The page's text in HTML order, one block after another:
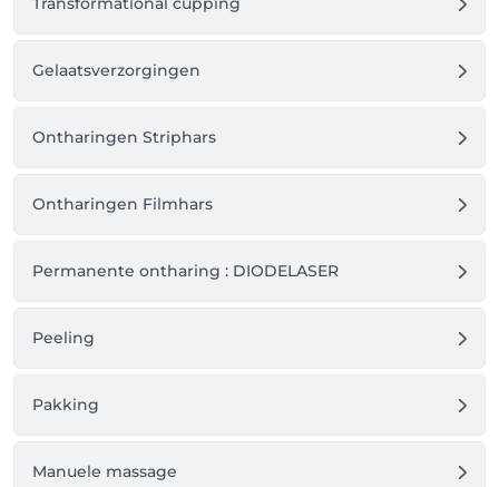
Gelaatsverzorgingen
Ontharingen Striphars
Ontharingen Filmhars
Permanente ontharing : DIODELASER
Peeling
Pakking
Manuele massage